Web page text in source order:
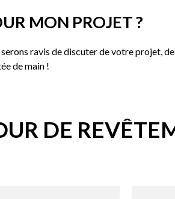
MON PROJET ?
ravis de discuter de votre projet,
de main !
DE